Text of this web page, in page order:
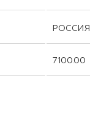
РОССИЯ
7100.00